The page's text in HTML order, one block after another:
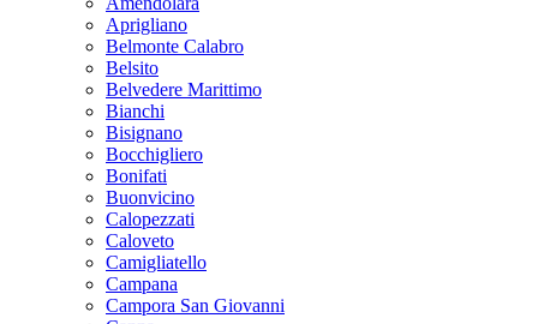
Aprigliano
Belmonte Calabro
Belsito
Belvedere Marittimo
Bianchi
Bisignano
Bocchigliero
Bonifati
Buonvicino
Calopezzati
Caloveto
Camigliatello
Campana
Campora San Giovanni